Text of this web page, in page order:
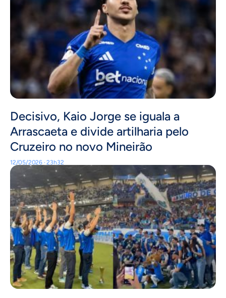
Decisivo, Kaio Jorge se iguala a
Arrascaeta e divide artilharia pelo
Cruzeiro no novo Mineirão
12/05/2026 · 23h32